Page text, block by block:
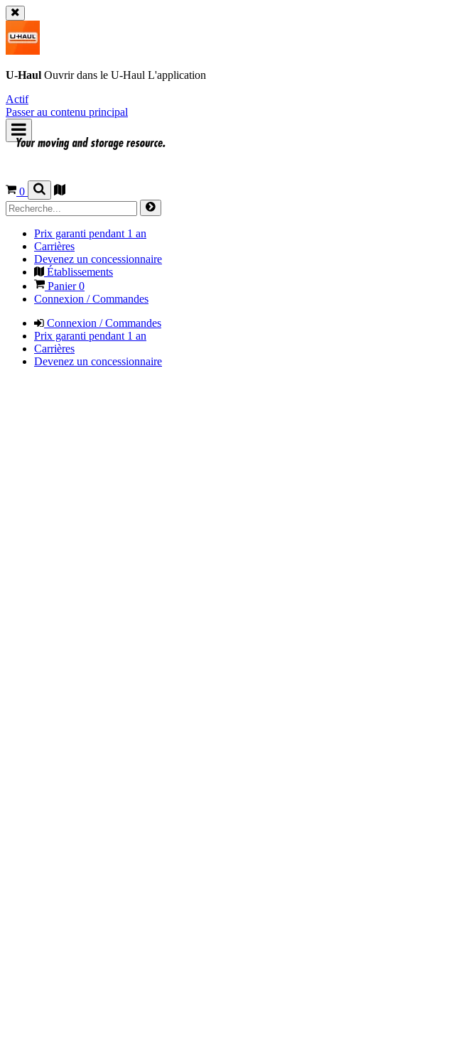
U-Haul Ouvrir dans le U-Haul L'application
Actif
Passer au contenu principal
0
Prix garanti pendant 1 an
Carrières
Devenez un concessionnaire
Établissements
Panier0
Connexion / Commandes
Connexion / Commandes
Prix garanti pendant 1 an
Carrières
Devenez un concessionnaire